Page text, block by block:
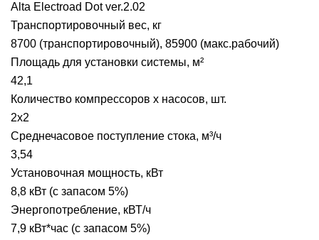
Alta Electroad Dot ver.2.02
Транспортировочный вес, кг
8700 (транспортировочный), 85900 (макс.рабочий)
Площадь для установки системы, м²
42,1
Количество компрессоров х насосов, шт.
2х2
Среднечасовое поступление стока, м³/ч
3,54
Установочная мощность, кВт
8,8 кВт (с запасом 5%)
Энергопотребление, кВТ/ч
7,9 кВт*час (с запасом 5%)